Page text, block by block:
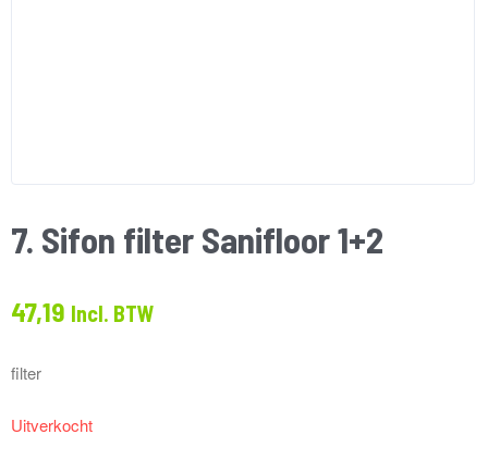
7. Sifon filter Sanifloor 1+2
47,19 Incl. BTW
filter
Uitverkocht